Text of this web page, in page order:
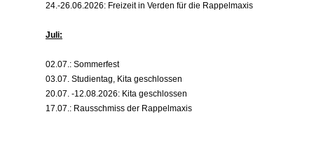
24.-26.06.2026: Freizeit in Verden für die Rappelmaxis
Juli:
02.07.: Sommerfest
03.07. Studientag, Kita geschlossen
20.07. -12.08.2026: Kita geschlossen
17.07.: Rausschmiss der Rappelmaxis